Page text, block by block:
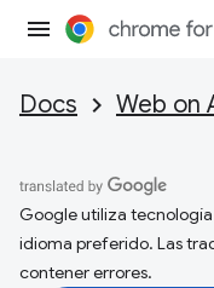
Docs Web on
Google utiliza
idioma preferido. Las
contener errores.